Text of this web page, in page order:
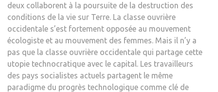
deux collaborent à la poursuite de la destruction des
conditions de la vie sur Terre. La classe ouvrière
occidentale s’est fortement opposée au mouvement
écologiste et au mouvement des femmes. Mais il n’y a
pas que la classe ouvrière occidentale qui partage cette
utopie technocratique avec le capital. Les travailleurs
des pays socialistes actuels partagent le même
paradigme du progrès technologique comme clé de